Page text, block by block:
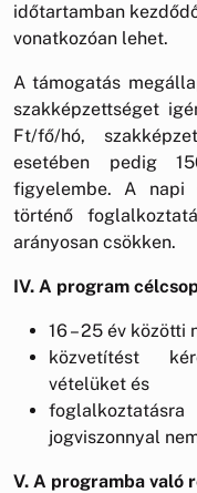
időtartamban
vonatkozóan lehet.
A támogatás
szakképzettséget
Ft/fő/hó,
esetében pedig
figyelembe. A napi
történő
arányosan csökken.
IV. A program
16 – 25 év
közvetítést
vételüket és
jogviszonnyal
V. A programba való